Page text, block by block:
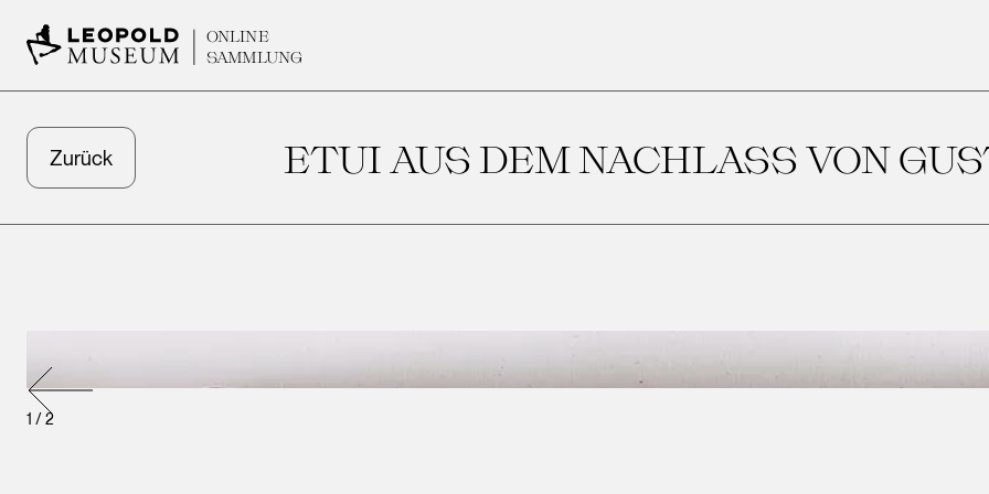
ONLINE
SAMMLUNG
Zurück ETUI AUS DEM NACHLASS VON
1 /2